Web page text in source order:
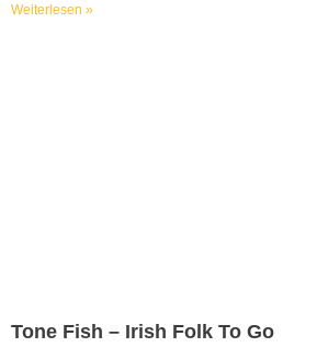
Weiterlesen »
Tone Fish – Irish Folk To Go